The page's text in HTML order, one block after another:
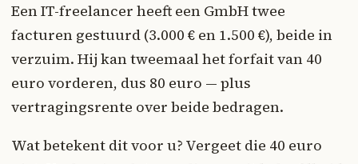
Een IT-freelancer heeft een GmbH twee
facturen gestuurd (3.000 € en 1.500 €), beide in
verzuim. Hij kan tweemaal het forfait van 40
euro vorderen, dus 80 euro — plus
vertragingsrente over beide bedragen.
Wat betekent dit voor u? Vergeet die 40 euro